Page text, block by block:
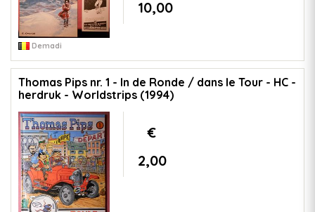
10,00
Demadi
Thomas Pips nr. 1 - In de Ronde / dans le Tour - HC -
herdruk - Worldstrips (1994)
€
2,00